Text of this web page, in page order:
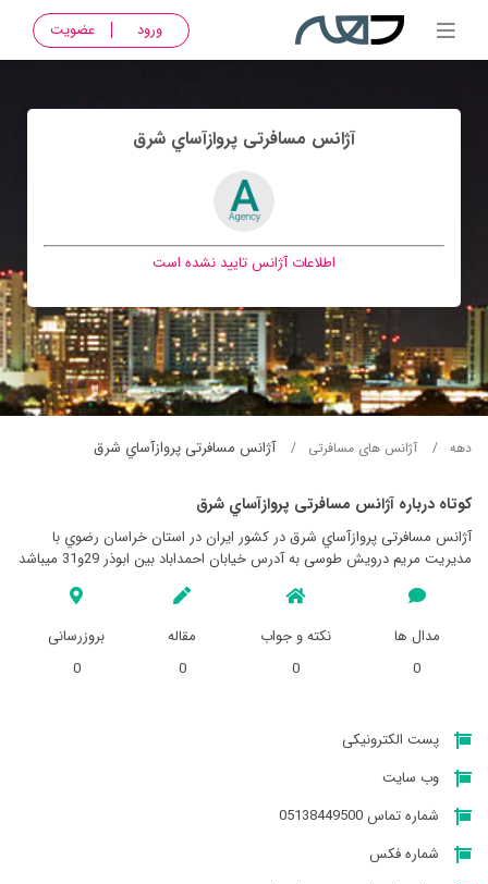
ورود عضویت
آژانس مسافرتی پروازآساي شرق
اطلاعات آژانس تایید نشده است
دهه آژانس های مسافرتی آژانس مسافرتی پروازآساي شرق
کوتاه درباره آژانس مسافرتی پروازآساي شرق
آژانس مسافرتی پروازآساي شرق در کشور ایران در استان خراسان رضوي با
مدیریت مریم درویش طوسی به آدرس خیابان احمداباد بین ابوذر 29و31 میباشد
مدال ها
0
نکته و جواب
0
مقاله
0
بروزرسانی
0
پست الکترونیکی
وب سایت
شماره تماس 05138449500
شماره فکس